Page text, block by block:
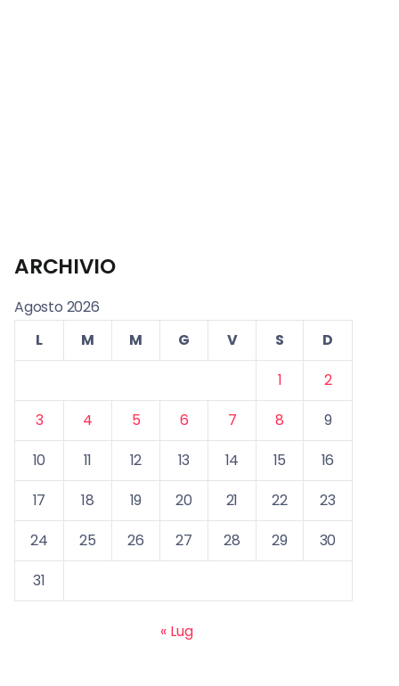
ARCHIVIO
Agosto 2026
L
M M G V S
D
1
2
3
4 5 6 7 8
9
10
11 12 13 14 15
16
17
18 19 20 21 22
23
24
25 26 27 28 29
30
31
« Lug